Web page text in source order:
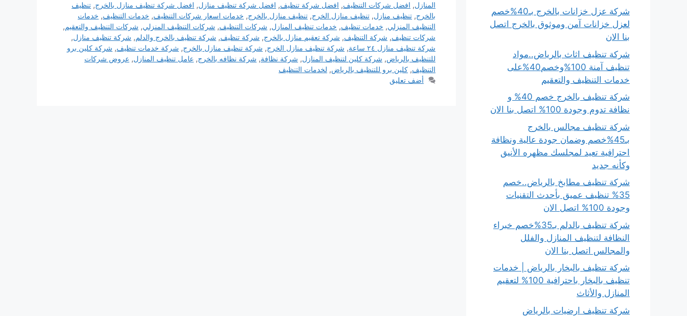
المنازل, افضل شركات التنظيف, افضل شركة تنظيف, افضل شركة تنظيف منازل, افضل شركة تنظيف منازل بالخرج, تنظيف
بالخرج, تنظيف منازل, تنظيف منازل الخرج, تنظيف منازل بالخرج, خدمات اسعار شركات التنظيف, خدمات التنظيف, خدمات
التنظيف المنزلي, خدمات تنظيف, خدمات تنظيف المنازل, شركات التنظيف, شركات التنظيف المنزلي, شركات التنظيف والتعقيم,
شركات تنظيف, شركة التنظيف, شركة تعقيم منازل بالخرج, شركة تنظيف, شركة تنظيف بالخرج والدلم, شركة تنظيف منازل,
شركة تنظيف منازل ٢٤ ساعة
, شركة تنظيف منازل الخرج, شركة تنظيف منازل بالخرج, شركة خدمات تنظيف, شركة كلين برو
للتنظيف بالرياض, شركة كلين لتنظيف المنازل, شركة نظافة, شركة نظافه بالخرج, عامل تنظيف المنازل, عروض شركات
التنظيف, كلين برو للتنظيف بالرياض, لخدمات التنظيف
أضف تعليق
شركة عزل خزانات بالخرج بـ40%خصم
لعزل خزانات آمن وموثوق بالخرج اتصل
بنا الان
شركة تنظيف اثاث بالرياض..مواد
تنظيف آمنة 100%وخصم40%على
خدمات التنظيف والتعقيم
شركة تنظيف بالخرج خصم 40% و
نظافة تدوم وجودة 100% اتصل بنا الان
شركة تنظيف مجالس بالخرج
بـ45%خصم وضمان جودة عالية ونظافة
احترافية تعيد لمجلسك مظهره الأنيق
وكأنه جديد
شركة تنظيف مطابخ بالرياض..خصم
35% تنظيف عميق بأحدث التقنيات
وجودة 100% اتصل الان
شركة تنظيف بالدلم بـ35%خصم خبراء
النظافة لتنظيف المنازل والفلل
والمجالس اتصل بنا الان
شركة تنظيف بالبخار بالرياض | خدمات
تنظيف بالبخار باحترافية 100% لتعقيم
المنازل والأثاث
شركة تنظيف ارضيات بالرياض